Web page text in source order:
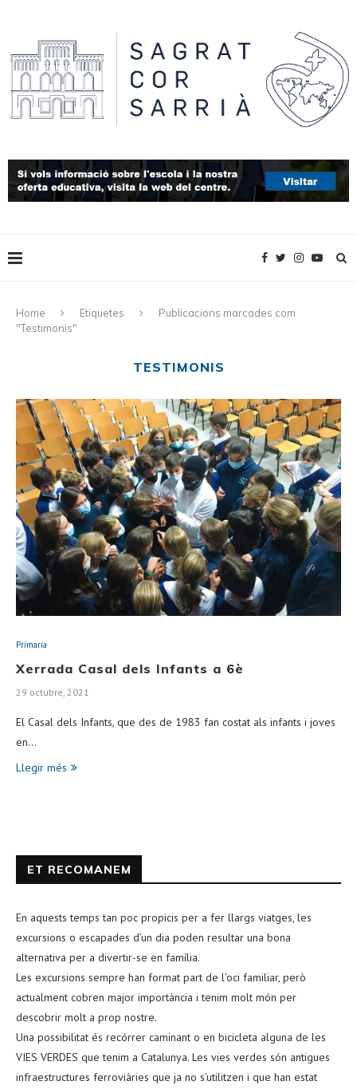
Home Etiquetes
Publicacions marcades com
"Testimonis"
TESTIMONIS
Primaria
Xerrada Casal dels Infants a 6è
29 octubre, 2021
El Casal dels Infants, que des de 1983 fan costat als infants i joves
en…
Llegir més
ET RECOMANEM
En aquests temps tan poc propicis per a fer llargs viatges, les
excursions o escapades d’un dia poden resultar una bona
alternativa per a divertir-se en família.
Les excursions sempre han format part de l’oci familiar, però
actualment cobren major importància i tenim molt món per
descobrir molt a prop nostre.
Una possibilitat és recórrer caminant o en bicicleta alguna de les
VIES VERDES que tenim a Catalunya. Les vies verdes són antigues
infraestructures ferroviàries que ja no s’utilitzen i que han estat